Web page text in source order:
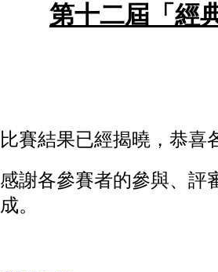
第十二屆「經
比賽結果已經揭曉，恭喜
感謝各參賽者的參與、
成。